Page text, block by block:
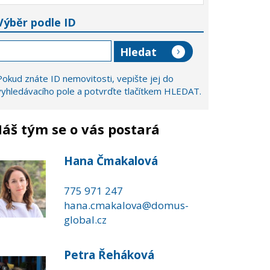
podle ID
znáte ID nemovitosti, vepište jej do
pole a potvrďte tlačítkem HLEDAT.
tým se o vás postará
Hana Čmakalová
775 971 247
hana.cmakalova@domus-
global.cz
Petra Řeháková